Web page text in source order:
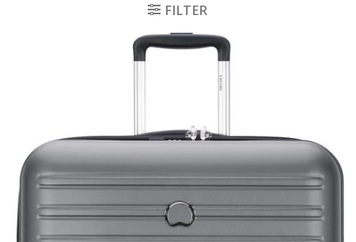
FILTER